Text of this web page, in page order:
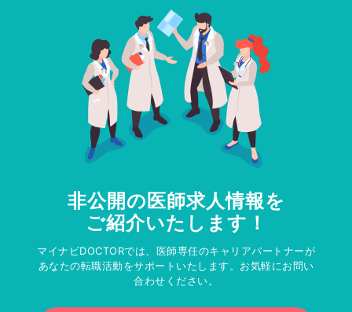
非公開の医師求人情報を
ご紹介いたします！
マイナビDOCTORでは、医師専任のキャリアパートナーが
あなたの転職活動をサポートいたします。お気軽にお問い
合わせください。